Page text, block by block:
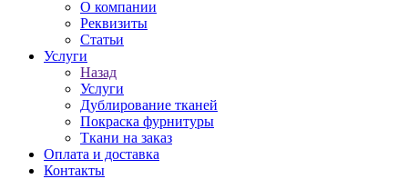
О компании
Реквизиты
Статьи
Услуги
Назад
Услуги
Дублирование тканей
Покраска фурнитуры
Ткани на заказ
Оплата и доставка
Контакты